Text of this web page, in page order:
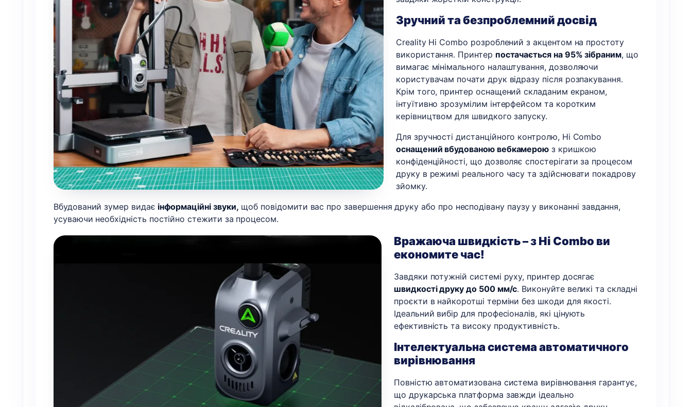
Зручний та безпроблемний досвід
Creality Hi Combo розроблений з акцентом на простоту
використання. Принтер постачається на 95% зібраним, що
вимагає мінімального налаштування, дозволяючи
користувачам почати друк відразу після розпакування.
Крім того, принтер оснащений складаним екраном,
інтуїтивно зрозумілим інтерфейсом та коротким
керівництвом для швидкого запуску.
Для зручності дистанційного контролю, Hi Combo
оснащений вбудованою вебкамерою з кришкою
конфіденційності, що дозволяє спостерігати за процесом
друку в режимі реального часу та здійснювати покадрову
зйомку.
Вбудований зумер видає інформаційні звуки, щоб повідомити вас про завершення друку або про несподівану паузу у виконанні завдання,
усуваючи необхідність постійно стежити за процесом.
Вражаюча швидкість – з Hi Combo ви
економите час!
Завдяки потужній системі руху, принтер досягає
швидкості друку до 500 мм/с. Виконуйте великі та складні
проєкти в найкоротші терміни без шкоди для якості.
Ідеальний вибір для професіоналів, які цінують
ефективність та високу продуктивність.
Інтелектуальна система автоматичного
вирівнювання
Повністю автоматизована система вирівнювання гарантує,
що друкарська платформа завжди ідеально